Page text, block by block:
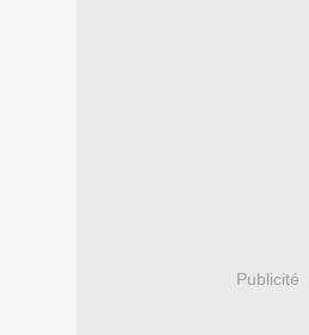
Publicité